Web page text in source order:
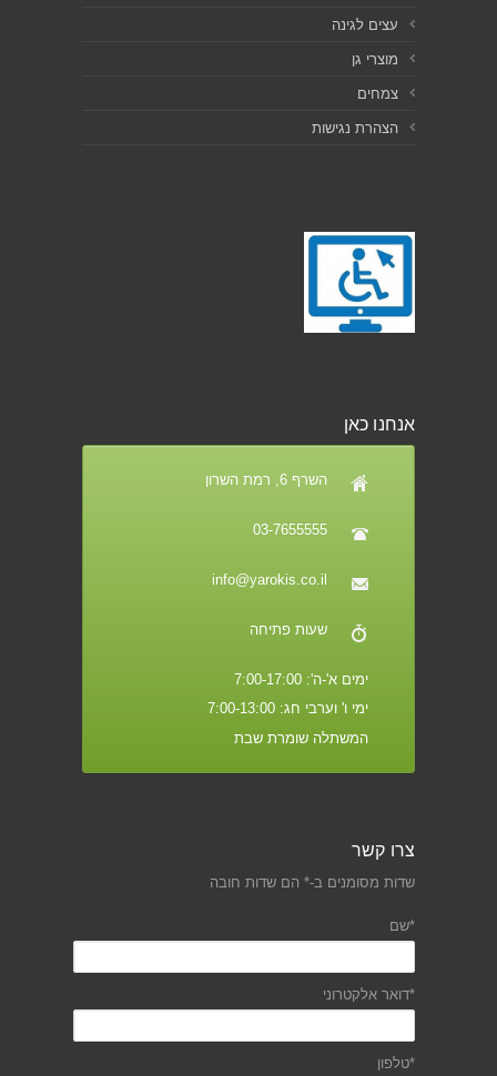
עצים לגינה
מוצרי גן
צמחים
הצהרת נגישות
אנחנו כאן
השרף 6, רמת השרון
03-7655555
info@yarokis.co.il
שעות פתיחה
ימים א'-ה': 7:00-17:00
ימי ו' וערבי חג: 7:00-13:00
המשתלה שומרת שבת
צרו קשר
שדות מסומנים ב-* הם שדות חובה
*שם
*דואר אלקטרוני
*טלפון